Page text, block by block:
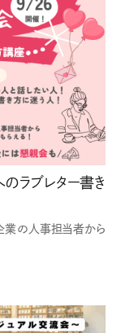
ラブレター書き
業の人事担当者から